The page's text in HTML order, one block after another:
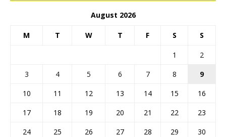
August 2026
M T W T F S S
1
2
3
4 5 6 7 8
9
10
11 12 13 14 15
16
17
18 19 20 21 22
23
24
25 26 27 28 29
30